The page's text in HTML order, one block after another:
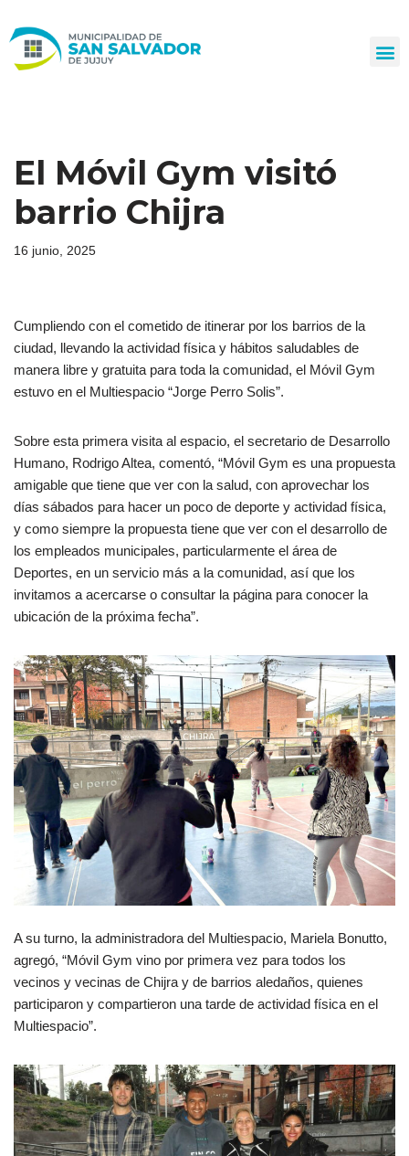
al
El Móvil Gym visitó
barrio Chijra
16 junio, 2025
Cumpliendo con el cometido de itinerar por los barrios de la
ciudad, llevando la actividad física y hábitos saludables de
manera libre y gratuita para toda la comunidad, el Móvil Gym
estuvo en el Multiespacio “Jorge Perro Solis”.
Sobre esta primera visita al espacio, el secretario de Desarrollo
Humano, Rodrigo Altea, comentó, “Móvil Gym es una propuesta
amigable que tiene que ver con la salud, con aprovechar los
días sábados para hacer un poco de deporte y actividad física,
y como siempre la propuesta tiene que ver con el desarrollo de
los empleados municipales, particularmente el área de
Deportes, en un servicio más a la comunidad, así que los
invitamos a acercarse o consultar la página para conocer la
ubicación de la próxima fecha”.
A su turno, la administradora del Multiespacio, Mariela Bonutto,
agregó, “Móvil Gym vino por primera vez para todos los
vecinos y vecinas de Chijra y de barrios aledaños, quienes
participaron y compartieron una tarde de actividad física en el
Multiespacio”.